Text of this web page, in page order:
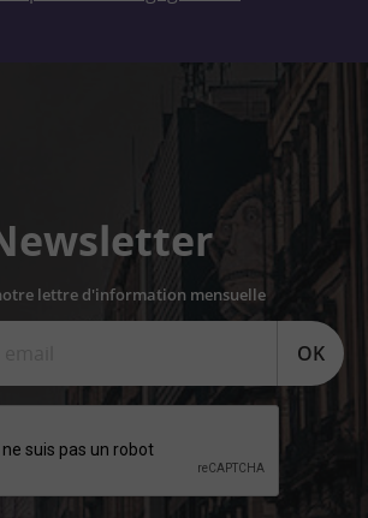
lettre d'information mensuelle
OK